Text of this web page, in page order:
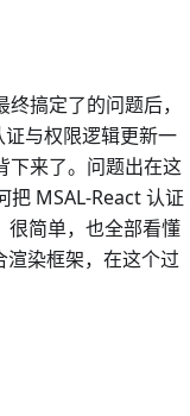
搞定了的问题后，
与权限逻辑更新一
下来了。问题出在这
把 MSAL-React 认证
很简单，也全部看懂
渲染框架，在这个过